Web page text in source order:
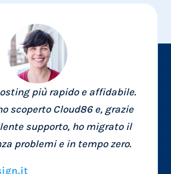
più rapido e affidabile.
scoperto Cloud86 e, grazie
supporto, ho migrato il
problemi e in tempo zero.